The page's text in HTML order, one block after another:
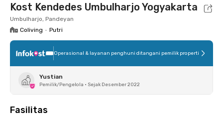
Kost Kendedes Umbulharjo Yogyakarta
Umbulharjo, Pandeyan
Coliving • Putri
Operasional & layanan penghuni ditangani pemilik properti
Yustian
Pemilik/Pengelola • Sejak Desember 2022
Fasilitas